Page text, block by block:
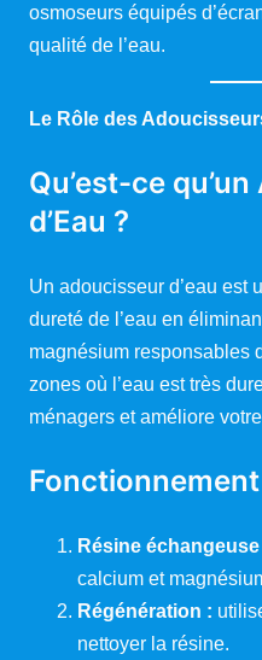
osmoseurs équipés
qualité de l’eau.
Le Rôle des
Qu’est-ce
d’Eau ?
Un adoucisseur d’eau est
dureté de l’eau en
magnésium responsables
zones où l’eau est très
ménagers et améliore
Résine échangeuse
calcium et
Régénération :
nettoyer la résine.